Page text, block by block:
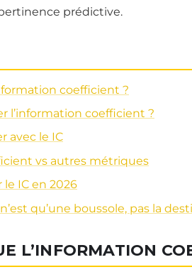
prédictive.
coefficient ?
l’information coefficient ?
avec le IC
vs autres métriques
IC en 2026
qu’une boussole, pas la
L’INFORMATION